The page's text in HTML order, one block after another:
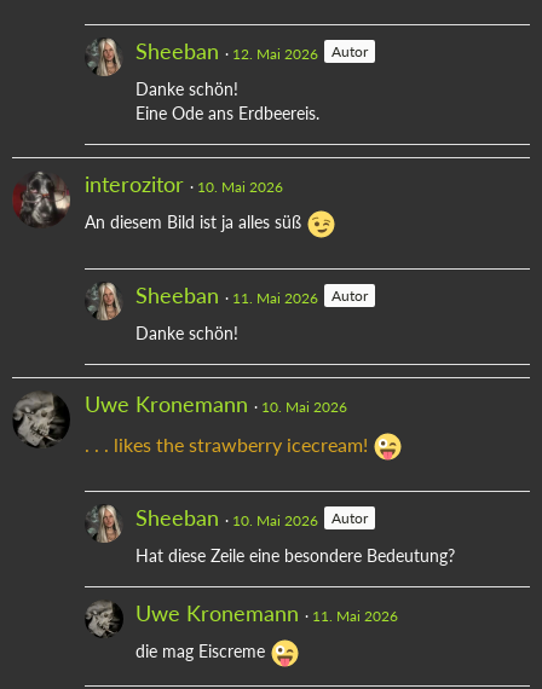
Sheeban 12. Mai 2026 Autor
Danke schön!
Eine Ode ans Erdbeereis.
interozitor 10. Mai 2026
An diesem Bild ist ja alles süß
Sheeban 11. Mai 2026 Autor
Danke schön!
Uwe Kronemann 10. Mai 2026
. . . likes the strawberry icecream!
Sheeban 10. Mai 2026 Autor
Hat diese Zeile eine besondere Bedeutung?
Uwe Kronemann 11. Mai 2026
die mag Eiscreme